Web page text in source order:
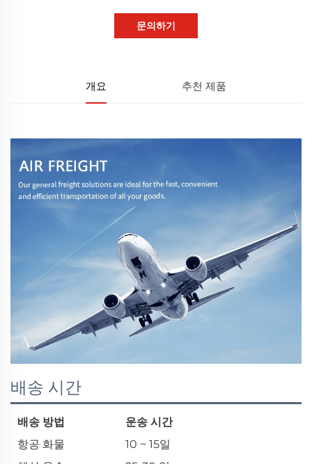
문의하기
개요 추천 제품
배송 시간
배송 방법
운송 시간
항공 화물
10 ~ 15일